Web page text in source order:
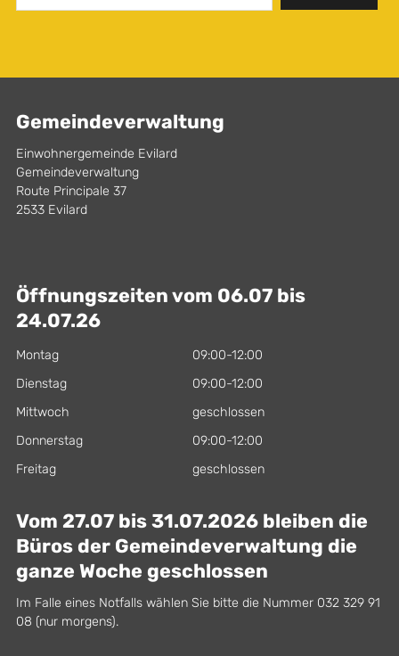
Gemeindeverwaltung
Einwohnergemeinde Evilard
Gemeindeverwaltung
Route Principale 37
2533 Evilard
Öffnungszeiten vom 06.07 bis
24.07.26
Montag
09:00-12:00
Dienstag
09:00-12:00
Mittwoch
geschlossen
Donnerstag
09:00-12:00
Freitag
geschlossen
Vom 27.07 bis 31.07.2026 bleiben die
Büros der Gemeindeverwaltung die
ganze Woche geschlossen
Im Falle eines Notfalls wählen Sie bitte die Nummer 032 329 91
08 (nur morgens).